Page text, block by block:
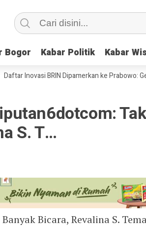
Bogor Kabar Politik Kabar
Bogor Kabar Politik Kabar
Inovasi BRIN Dipamerkan ke Prabowo:
S. T…
Banyak Bicara, Revalina S.